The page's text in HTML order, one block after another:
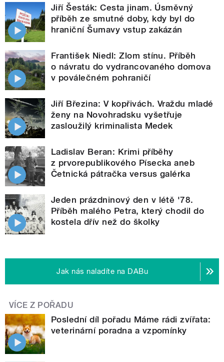
Jiří Šesták: Cesta jinam. Úsměvný
příběh ze smutné doby, kdy byl do
hraniční Šumavy vstup zakázán
František Niedl: Zlom stínu. Příběh
o návratu do vydrancovaného domova
v poválečném pohraničí
Jiří Březina: V kopřivách. Vraždu mladé
ženy na Novohradsku vyšetřuje
zasloužilý kriminalista Medek
Ladislav Beran: Krimi příběhy
z prvorepublikového Písecka aneb
Četnická pátračka versus galérka
Jeden prázdninový den v létě '78.
Příběh malého Petra, který chodil do
kostela dřív než do školky
Jak nás naladíte na DABu
VÍCE Z POŘADU
Poslední díl pořadu Máme rádi zvířata:
veterinární poradna a vzpomínky